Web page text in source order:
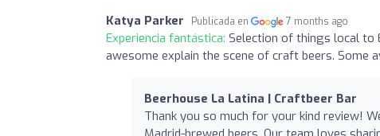
Katya Parker Publicada en 7 months ago
Experiencia fantástica: Selection of things local to
awesome explain the scene of craft beers. Some
Beerhouse La Latina | Craftbeer Bar
Thank you so much for your kind review!